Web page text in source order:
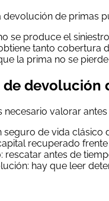
de primas
se produce el
tanto cobertura
la prima no se
devolución
valorar
seguro de vida clásico
recuperado
rescatar antes de
hay que leer